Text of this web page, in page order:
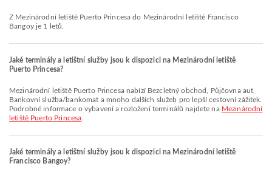
Z Mezinárodní letiště Puerto Princesa do Mezinárodní letiště Francisco
Bangoy je 1 letů.
Jaké terminály a letištní služby jsou k dispozici na Mezinárodní letiště
Puerto Princesa?
Mezinárodní letiště Puerto Princesa nabízí Bezcletný obchod, Půjčovna aut,
Bankovní služba/bankomat a mnoho dalších služeb pro lepší cestovní zážitek.
Podrobné informace o vybavení a rozložení terminálů najdete na Mezinárodní
letiště Puerto Princesa
Jaké terminály a letištní služby jsou k dispozici na Mezinárodní letiště
Francisco Bangoy?